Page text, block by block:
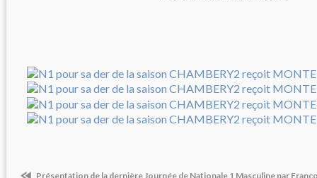
Présentation de la dernière Journée de Nationale 1 Masculine par